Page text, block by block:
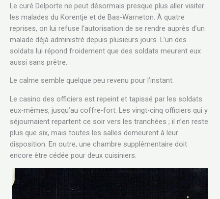
Le curé Delporte ne peut désormais presque plus aller visiter
les malades du Korentje et de Bas-Warneton. À quatre
reprises, on lui refuse l’autorisation de se rendre auprès d’un
malade déjà administré depuis plusieurs jours. L’un des
soldats lui répond froidement que des soldats meurent eux
aussi sans prêtre.
Le calme semble quelque peu revenu pour l’instant.
Le casino des officiers est repeint et tapissé par les soldats
eux-mêmes, jusqu’au coffre-fort. Les vingt-cinq officiers qui y
séjournaient repartent ce soir vers les tranchées ; il n’en reste
plus que six, mais toutes les salles demeurent à leur
disposition. En outre, une chambre supplémentaire doit
encore être cédée pour deux cuisiniers.